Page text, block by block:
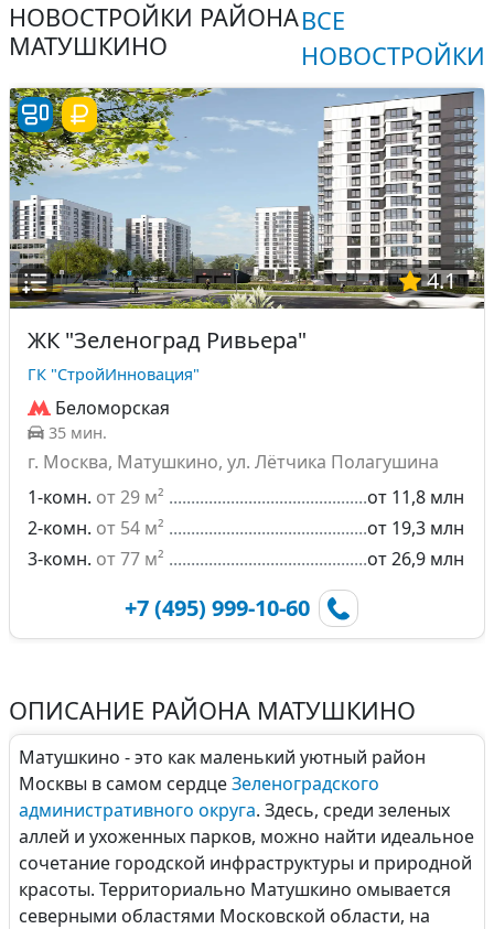
НОВОСТРОЙКИ РАЙОНА
МАТУШКИНО
ВСЕ
НОВОСТРОЙКИ
4.1
ЖК "Зеленоград Ривьера"
ГК "СтройИнновация"
Беломорская
35 мин.
г. Москва, Матушкино, ул. Лётчика Полагушина
1-комн. от 29 м²
от 11,8 млн
2-комн. от 54 м²
от 19,3 млн
3-комн. от 77 м² от 26,9 млн
+7 (495) 999-10-60
ОПИСАНИЕ РАЙОНА МАТУШКИНО
Матушкино - это как маленький уютный район
Москвы в самом сердцеЗеленоградского
административного округа. Здесь, среди зеленых
аллей и ухоженных парков, можно найти идеальное
сочетание городской инфраструктуры и природной
красоты. Территориально Матушкино омывается
северными областями Московской области, на